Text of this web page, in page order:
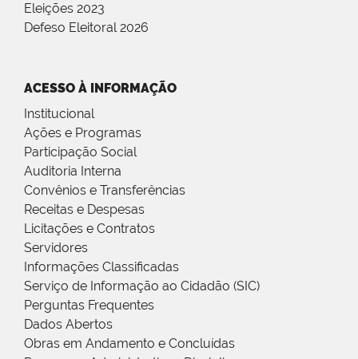
Eleições 2023
Defeso Eleitoral 2026
ACESSO À INFORMAÇÃO
Institucional
Ações e Programas
Participação Social
Auditoria Interna
Convênios e Transferências
Receitas e Despesas
Licitações e Contratos
Servidores
Informações Classificadas
Serviço de Informação ao Cidadão (SIC)
Perguntas Frequentes
Dados Abertos
Obras em Andamento e Concluídas